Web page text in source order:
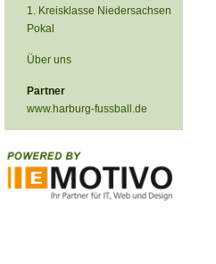
1. Kreisklasse Niedersachsen
Pokal
Über uns
Partner
www.harburg-fussball.de